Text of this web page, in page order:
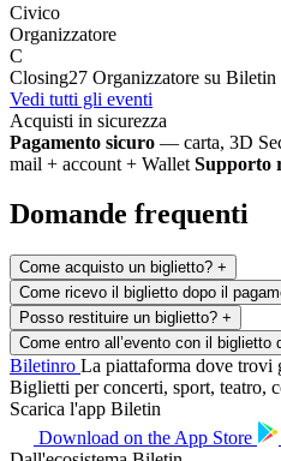
Civico
Organizzatore
C
Closing27 Organizzatore su Biletin
Vedi tutti gli eventi
Acquisti in sicurezza
Pagamento sicuro — carta, 3D
mail + account + Wallet Supporto
Domande frequenti
Come acquisto un biglietto? +
Come ricevo il biglietto dopo il
Posso restituire un biglietto? +
Come entro all’evento con il biglietto
Biletinro La piattaforma dove trovi
Biglietti per concerti, sport, teatro,
Scarica l'app Biletin
Download on the App Store